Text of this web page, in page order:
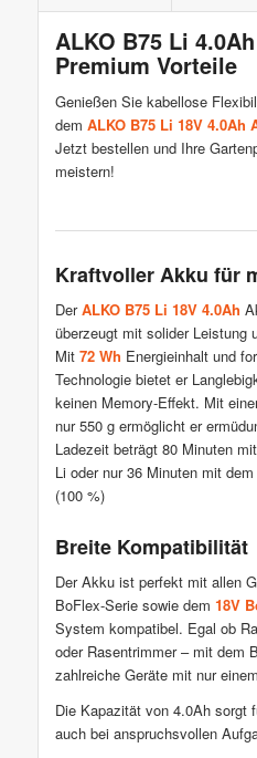
ALKO B75 Li
Premium Vorteile
Genießen Sie kabellose
dem ALKO B75 Li 18V 4.0Ah
Jetzt bestellen und Ihre
meistern!
Kraftvoller Akku für
DerALKO B75 Li 18V 4.0Ah
überzeugt mit solider Leistung
Mit 72 Wh Energieinhalt und
Technologie bietet er
keinen Memory-Effekt. Mit
nur 550 g ermöglicht er
Ladezeit beträgt 80 Minuten
Li oder nur 36 Minuten mit
(100 %)
Breite Kompatibilität
Der Akku ist perfekt mit allen
BoFlex-Serie sowie dem 18V
System kompatibel. Egal ob
oder Rasentrimmer – mit dem
zahlreiche Geräte mit nur
Die Kapazität von 4.0Ah sorgt
auch bei anspruchsvollen